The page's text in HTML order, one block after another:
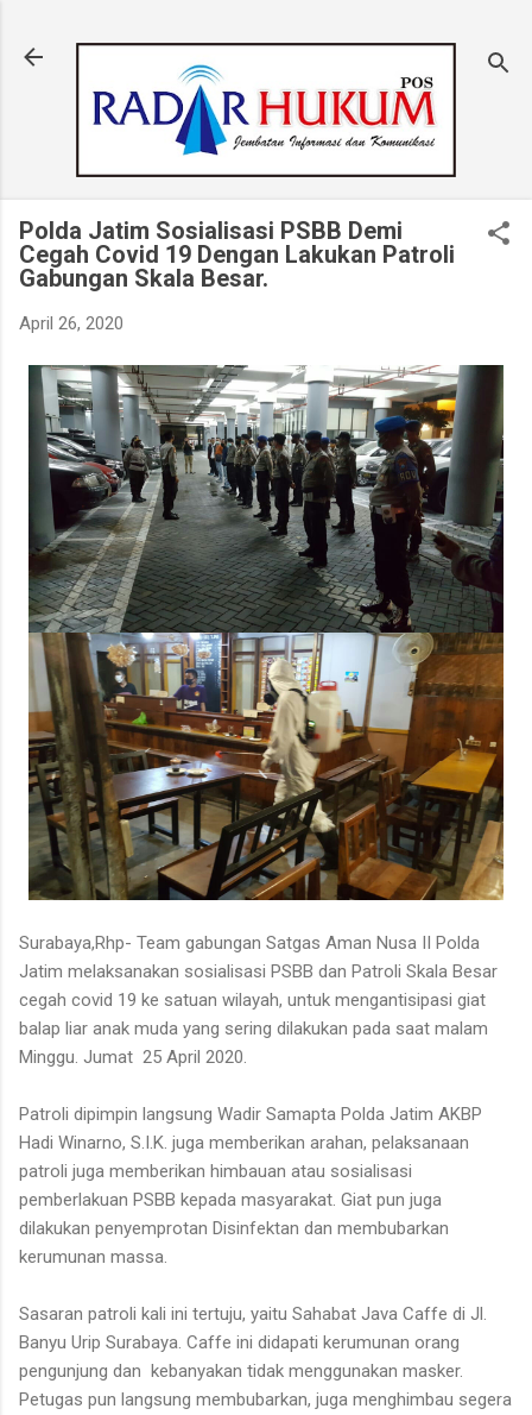
Polda Jatim Sosialisasi PSBB Demi
Cegah Covid 19 Dengan Lakukan Patroli
Gabungan Skala Besar.
April 26, 2020
Surabaya,Rhp- Team gabungan Satgas Aman Nusa II Polda
Jatim melaksanakan sosialisasi PSBB dan Patroli Skala Besar
cegah covid 19 ke satuan wilayah, untuk mengantisipasi giat
balap liar anak muda yang sering dilakukan pada saat malam
Minggu. Jumat 25 April 2020.
Patroli dipimpin langsung Wadir Samapta Polda Jatim AKBP
Hadi Winarno, S.I.K. juga memberikan arahan, pelaksanaan
patroli juga memberikan himbauan atau sosialisasi
pemberlakuan PSBB kepada masyarakat. Giat pun juga
dilakukan penyemprotan Disinfektan dan membubarkan
kerumunan massa.
Sasaran patroli kali ini tertuju, yaitu Sahabat Java Caffe di Jl.
Banyu Urip Surabaya. Caffe ini didapati kerumunan orang
pengunjung dan kebanyakan tidak menggunakan masker.
Petugas pun langsung membubarkan, juga menghimbau segera